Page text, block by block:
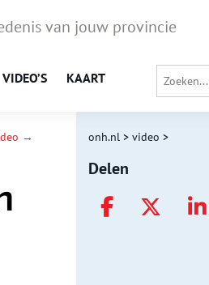
van jouw provincie
VIDEO’S KAART
→ onh.nl > video >
Delen